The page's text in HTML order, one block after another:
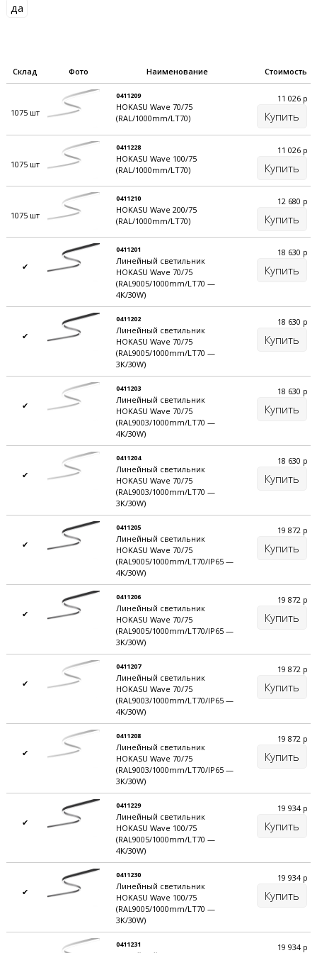
Блок питания
Цвет корпуса: черный (RAL9005), белый (RAL9003)
Масса:
2 кг/м
до 30 Вт/м (можно увеличить, подобрав
альтернативное оборудование)
Цвет свечения, К:
3000, 4000
Напряжение питания, V:220
Гарантия 5 лет. Срок службы не менее 15 лет
– продвинутые системы освещения из Японии.
Смотрите публикации в инстаграм по хештегу#hokasu
КОНСТРУКЦИЯ
Корпус — made in Russia by HOKASU
Рассеиватель — made in Europe
Светодиодные модули HOKASU
ЦВЕТОВАЯ ТЕМПЕРАТУРА
В светильниках применяются высокоэффективные
японские светодиодные модули, гарантирующие высокий
индекс цветопередачи (CRI>85) и оттенок в строгих
диапазонах 2900-3100K, 3900-4100K. Каждый модуль
прошел тестирование в лаборатории и проверку по
жесткому стандарту качества.
По статистике >80% проектов освещения по всему
миру реализуются с использованием источников
света с цветовой температурой 4000K.
Кастомизация
Из одной основы можно изготовить несколько
маленьких светильников по индивидуальным
размерам. Для этого потребуется приобрести
источники питания, торцевые заглушки и систему
крепления. Также можно заказать модификацию для
зон с повышенной влажностью.
да
Склад Фото Наименование Стоимость
1075 шт
0411209
HOKASU Wave 70/75
(RAL/1000mm/LT70)
11 026 р
Купить
1075 шт
0411228
HOKASU Wave 100/75
(RAL/1000mm/LT70)
11 026 р
Купить
1075 шт
0411210
HOKASU Wave 200/75
(RAL/1000mm/LT70)
12 680 р
Купить
✔
0411201
Линейный светильник
HOKASU Wave 70/75
(RAL9005/1000mm/LT70 —
4K/30W)
18 630 р
Купить
✔
0411202
Линейный светильник
HOKASU Wave 70/75
(RAL9005/1000mm/LT70 —
3K/30W)
18 630 р
Купить
✔
0411203
Линейный светильник
HOKASU Wave 70/75
(RAL9003/1000mm/LT70 —
4K/30W)
18 630 р
Купить
✔
0411204
Линейный светильник
HOKASU Wave 70/75
(RAL9003/1000mm/LT70 —
3K/30W)
18 630 р
Купить
✔
0411205
Линейный светильник
HOKASU Wave 70/75
(RAL9005/1000mm/LT70/IP65 —
4K/30W)
19 872 р
Купить
✔
0411206
Линейный светильник
HOKASU Wave 70/75
(RAL9005/1000mm/LT70/IP65 —
3K/30W)
19 872 р
Купить
✔
0411207
Линейный светильник
HOKASU Wave 70/75
(RAL9003/1000mm/LT70/IP65 —
4K/30W)
19 872 р
Купить
✔
0411208
Линейный светильник
HOKASU Wave 70/75
(RAL9003/1000mm/LT70/IP65 —
3K/30W)
19 872 р
Купить
✔
0411229
Линейный светильник
HOKASU Wave 100/75
(RAL9005/1000mm/LT70 —
4K/30W)
19 934 р
Купить
✔
0411230
Линейный светильник
HOKASU Wave 100/75
(RAL9005/1000mm/LT70 —
3K/30W)
19 934 р
Купить
0411231 19 934 р